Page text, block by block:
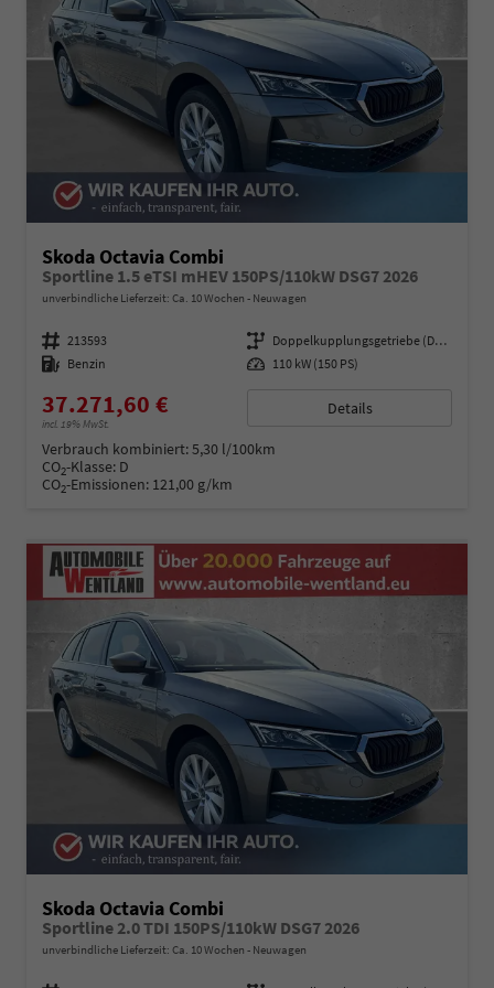
Skoda Octavia Combi
Sportline 1.5 eTSI mHEV 150PS/110kW DSG7 2026
unverbindliche Lieferzeit: Ca. 10 Wochen Neuwagen
Fahrzeugnummer 213593 Getriebe
Doppelkupplungsgetriebe (DSG)
Kraftstoff Benzin Leistung 110 kW (150 PS)
37.271,60 €
incl. 19% MwSt.
Details
Verbrauch kombiniert:5,30 l/100km
CO2-Klasse: D
CO2-Emissionen: 121,00 g/km
Skoda Octavia Combi
Sportline 2.0 TDI 150PS/110kW DSG7 2026
unverbindliche Lieferzeit: Ca. 10 Wochen Neuwagen